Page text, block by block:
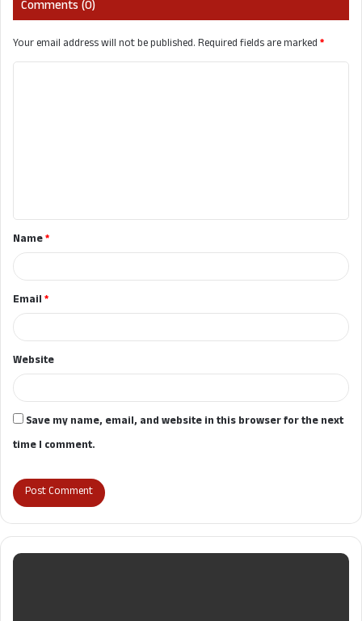
Comments (0)
Your email address will not be published.Required fields are marked*
t
*Name*
Email*
Website
Save my name, email, and website in this browser for the next
time I comment.